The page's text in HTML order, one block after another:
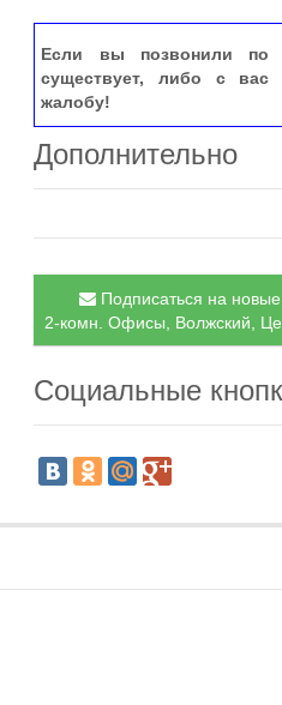
Если вы позвонили по
существует, либо с вас
жалобу!
Дополнительно
Подписаться на
2-комн. Офисы, Волжский,
Социальные